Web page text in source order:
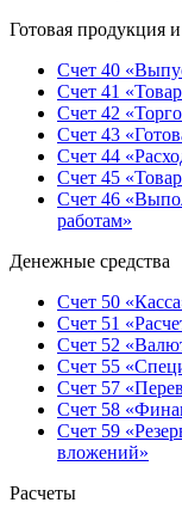
Готовая продукция
Счет 40
Счет 41
Счет 42
Счет 43
Счет 44
Счет 45
Счет 46
работам»
Денежные средства
Счет 50
Счет 51
Счет 52
Счет 55
Счет 57
Счет 58
Счет 59
вложений»
Расчеты